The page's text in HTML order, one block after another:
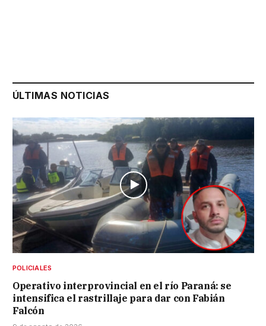
ÚLTIMAS NOTICIAS
POLICIALES
Operativo interprovincial en el río Paraná: se
intensifica el rastrillaje para dar con Fabián
Falcón